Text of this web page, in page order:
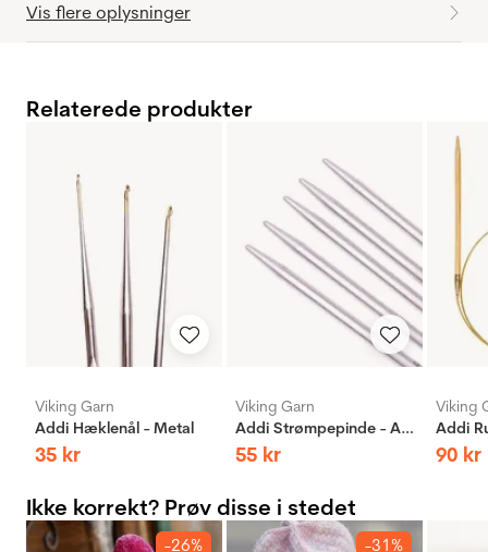
Vis flere oplysninger
Relaterede produkter
Viking Garn
Addi Hæklenål - Metal
35 kr
Viking Garn
Addi Strømpepinde - Aluminium
55 kr
Viking
90 kr
Ikke korrekt? Prøv disse i stedet
-26% -31%